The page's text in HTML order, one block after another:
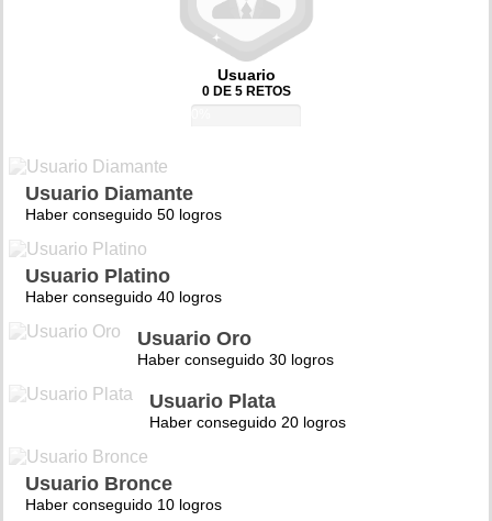
Usuario
0 DE 5 RETOS
Usuario Diamante
Haber conseguido 50 logros
Usuario Platino
Haber conseguido 40 logros
Usuario Oro
Haber conseguido 30 logros
Usuario Plata
Haber conseguido 20 logros
Usuario Bronce
Haber conseguido 10 logros